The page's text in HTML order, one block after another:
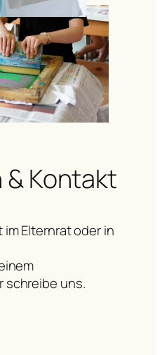
Kontakt
Elternrat oder in
schreibe uns.